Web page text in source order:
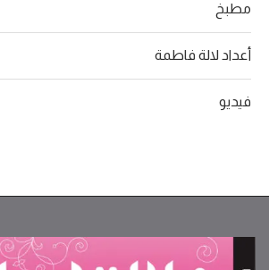
مطبخ
أعداد لالة فاطمة
فيديو